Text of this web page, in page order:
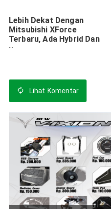
Lebih Dekat Dengan
Mitsubishi XForce
Terbaru, Ada Hybrid Dan
Masih Ada Internal
Lihat Komentar